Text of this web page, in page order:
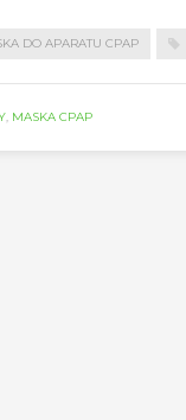
DO APARATU CPAP
, MASKA CPAP